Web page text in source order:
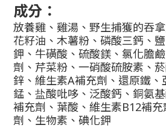
成分：
放養雞、 雞湯、 野生捕獲的吞拿
花籽油、木薯粉、磷酸三鈣、
鉀、牛磺酸、硫酸鎂、氯化膽
劑、芹菜粉、一硝酸硫胺素、
鋅、維生素A補充劑、還原鐵、
錳、盐酸吡哆 、泛酸鈣、銅氨
補充劑、葉酸、維生素B12補
劑、生物素、碘化鉀